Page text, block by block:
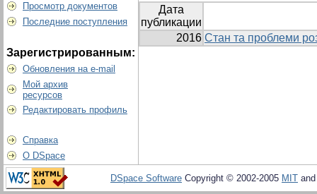
Просмотр документов
Последние поступления
Зарегистрированным:
Обновления на e-mail
Мой архив
ресурсов
Редактировать профиль
Справка
О DSpace
Дата
публикации
2016 Стан та проблеми
DSpace Software Copyright © 2002-2005 MIT